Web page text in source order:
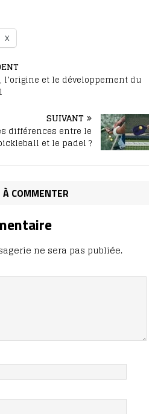
X
l’origine et le développement du
SUIVANT
différences entre le
et le padel ?
À COMMENTER
ne sera pas publiée.